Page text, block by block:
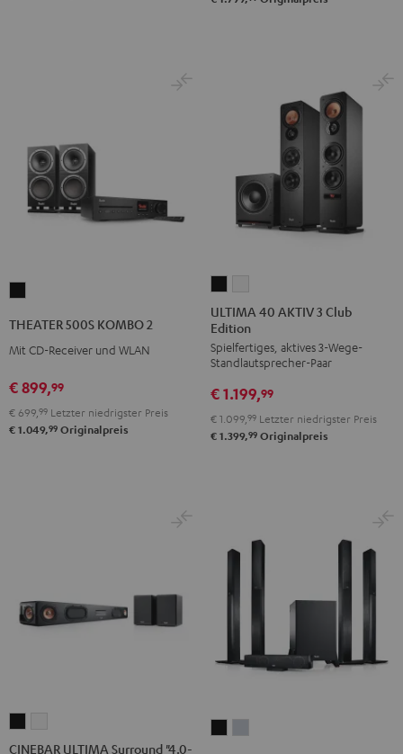
KOMBO
2
THEATER 500S KOMBO 2
Mit CD-Receiver und WLAN
€ 899,99
€ 699,99 Letzter niedrigster Preis
€ 1.049,99 Originalpreis
40
AKTIV
3
Club
Edition
Schwarz
40
AKTIV
3
Club
Edition
Weiß
ULTIMA 40 AKTIV 3 Club
Edition
Spielfertiges, aktives 3-Wege-
Standlautsprecher-Paar
€ 1.199,99
€ 1.099,99 Letzter niedrigster Preis
€ 1.399,99 Originalpreis
ULTIMAULTIMA
CINEBAR ULTIMA Surround "4.0-